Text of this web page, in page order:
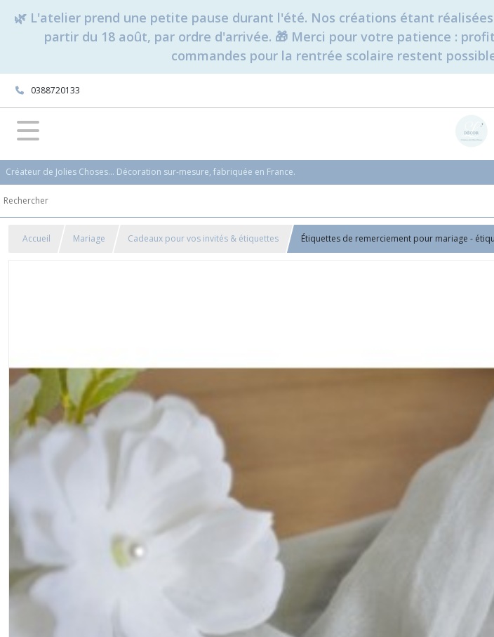
🌿 L'atelier prend une petite pause durant l'été. Nos créations étant
partir du 18 août, par ordre d'arrivée. 🎁 Merci pour votre patience :
commandes pour la rentrée scolaire restent
0388720133
Créateur de Jolies Choses... Décoration sur-mesure, fabriquée en France.
Accueil Mariage Cadeaux pour vos invités & étiquettes Étiquettes de remerciement pour mariage -